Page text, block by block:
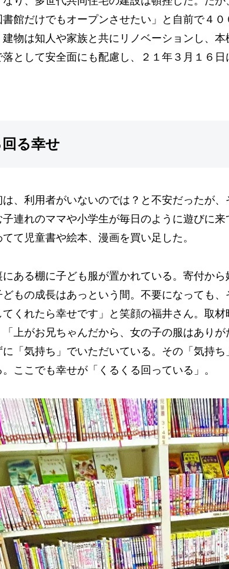
館だけでもオープンさせたい」と自前で４
物は知人や家族と共にリノベーションし、
として安全面にも配慮し、２１年３月１６
る幸せ
、利用者がいないのでは？と不安だったが、
連れのママや小学生が毎日のように遊びに
て児童書や絵本、漫画を買い足した。
ある棚に子ども服が置かれている。寄付から
どもの成長はあっという間。不要になっても
てくれたら幸せです」と笑顔の福井さん。取
上がお兄ちゃんだから、女の子の服はあり
「気持ち」でいただいている。その「気持
ここでも幸せが「くるくる回っている」。